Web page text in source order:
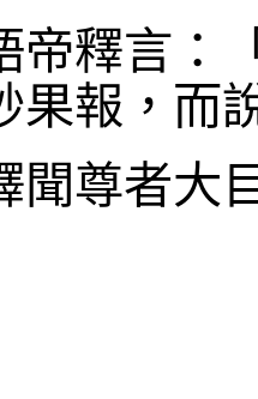
帝釋言：
果報，而
聞尊者大